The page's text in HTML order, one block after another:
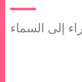
إلى السماء